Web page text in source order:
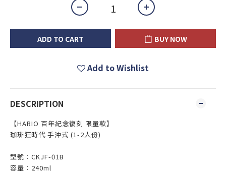
ADD TO CART BUY NOW
Add to Wishlist
DESCRIPTION
【HARIO 百年紀念復刻 限量款】
珈琲狂時代 手沖式 (1-2人份)
型號：CKJF-01B
容量：240ml